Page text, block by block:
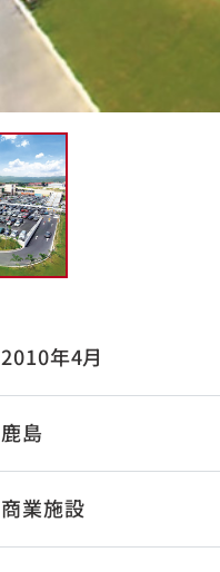
2010年4月
鹿島
商業施設